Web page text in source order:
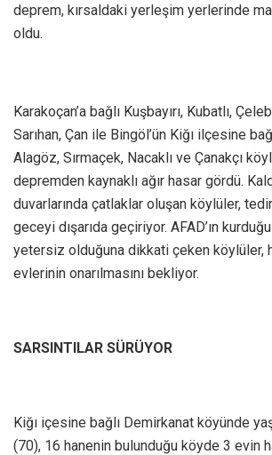
deprem, kırsaldaki yerleşim yerlerinde
oldu.
Karakoçan’a bağlı Kuşbayırı, Kubatlı,
Sarıhan, Çan ile Bingöl’ün Kiğı ilçesine
Alagöz, Sırmaçek, Nacaklı ve Çanakçı
depremden kaynaklı ağır hasar gördü.
duvarlarında çatlaklar oluşan köylüler,
geceyi dışarıda geçiriyor. AFAD’ın kurduğu
yetersiz olduğuna dikkati çeken köylüler,
evlerinin onarılmasını bekliyor.
SARSINTILAR SÜRÜYOR
Kiğı içesine bağlı Demirkanat köyünde
(70), 16 hanenin bulunduğu köyde 3 evin